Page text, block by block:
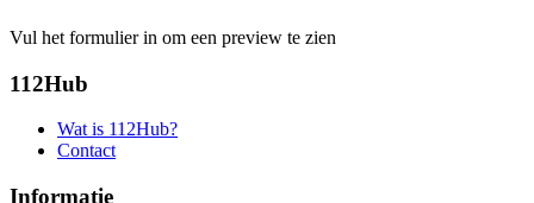
Vul het formulier in om een preview te zien
112Hub
Wat is 112Hub?
Contact
Informatie